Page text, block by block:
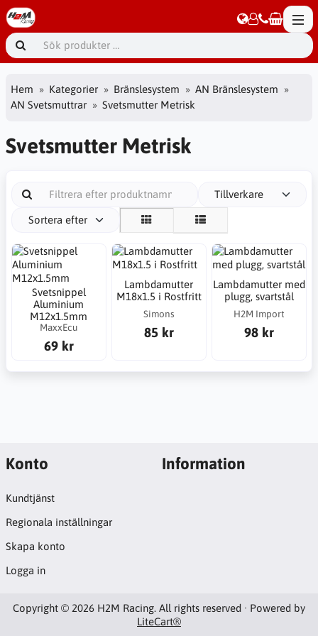
Hem Kategorier Bränslesystem
AN Bränslesystem
AN Svetsmuttrar
Svetsmutter Metrisk
Svetsmutter Metrisk
Tillverkare
Sortera efter
Svetsnippel
Aluminium
M12x1.5mm
MaxxEcu
69 kr
Lambdamutter
M18x1.5 i Rostfritt
Simons
85 kr
Lambdamutter med
plugg, svartstål
H2M Import
98 kr
Konto
Kundtjänst
Regionala inställningar
Skapa konto
Logga in
Information
Copyright © 2026 H2M Racing. All rights reserved · Powered by
LiteCart®